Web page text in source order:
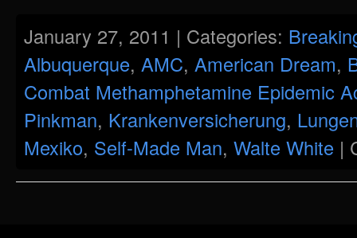
January 27, 2011 | Categories:
Albuquerque, AMC, American Dream,
Combat Methamphetamine Epidemic
Pinkman, Krankenversicherung,
Mexiko, Self-Made Man, Walte White |